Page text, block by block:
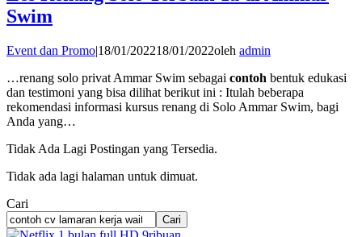
Swim
Event dan Promo|18/01/202218/01/2022oleh admin
…renang solo privat Ammar Swim sebagai contoh bentuk edukasi
dan testimoni yang bisa dilihat berikut ini : Itulah beberapa
rekomendasi informasi kursus renang di Solo Ammar Swim, bagi
Anda yang…
Tidak Ada Lagi Postingan yang Tersedia.
Tidak ada lagi halaman untuk dimuat.
Cari
Cari